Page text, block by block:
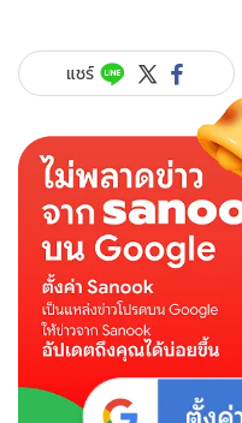
แชร์